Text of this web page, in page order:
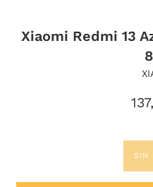
Xiaomi Redmi 13
SIN